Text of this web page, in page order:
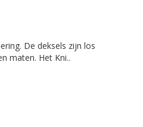
De deksels zijn los
maten. Het Kni..